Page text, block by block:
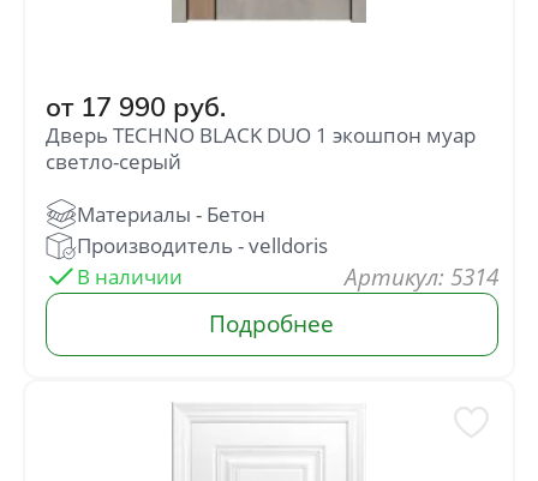
от 17 990 руб.
Дверь TECHNO BLACK DUO 1 экошпон муар
светло-серый
: 5314